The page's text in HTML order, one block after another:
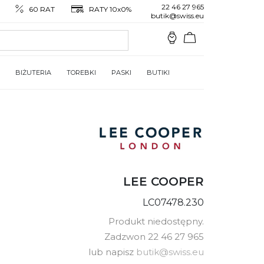
60 RAT RATY 10x0%
22 46 27 965
butik@swiss.eu
BIŻUTERIA TOREBKI PASKI BUTIKI
LEE COOPER
LC07478.230
Produkt niedostępny.
Zadzwon 22 46 27 965
lub napisz butik@swiss.eu